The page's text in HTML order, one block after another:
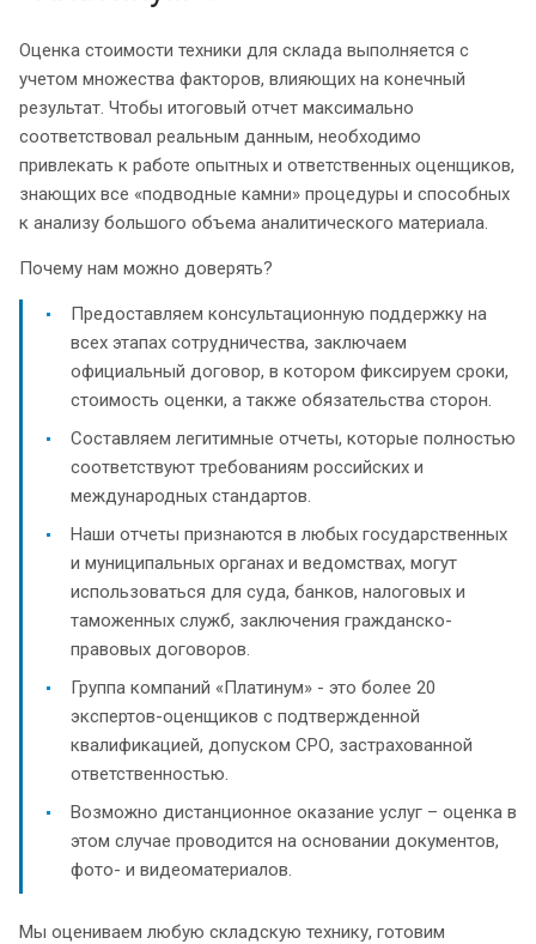
Оценка стоимости техники для склада выполняется с
учетом множества факторов, влияющих на конечный
результат. Чтобы итоговый отчет максимально
соответствовал реальным данным, необходимо
привлекать к работе опытных и ответственных оценщиков,
знающих все «подводные камни» процедуры и способных
к анализу большого объема аналитического материала.
Почему нам можно доверять?
Предоставляем консультационную поддержку на
всех этапах сотрудничества, заключаем
официальный договор, в котором фиксируем сроки,
стоимость оценки, а также обязательства сторон.
Составляем легитимные отчеты, которые полностью
соответствуют требованиям российских и
международных стандартов.
Наши отчеты признаются в любых государственных
и муниципальных органах и ведомствах, могут
использоваться для суда, банков, налоговых и
таможенных служб, заключения гражданско-
правовых договоров.
Группа компаний «Платинум» - это более 20
экспертов-оценщиков с подтвержденной
квалификацией, допуском СРО, застрахованной
ответственностью.
Возможно дистанционное оказание услуг – оценка в
этом случае проводится на основании документов,
фото- и видеоматериалов.
Мы оцениваем любую складскую технику, готовим